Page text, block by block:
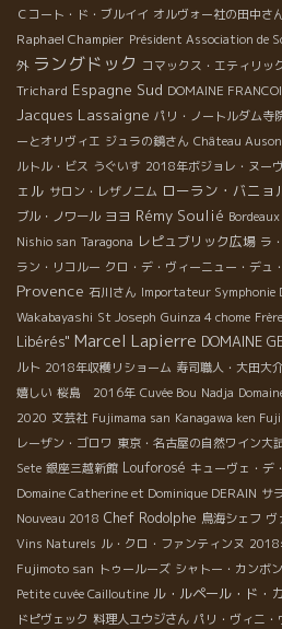
Ｃコート・ド・ブルイイ オルヴォー社の田中さ
Raphael Champier Président Association de
外 ラングドック コマックス・エティリッ
Trichard Espagne Sud DOMAINE
Jacques Lassaigne パリ・ノートルダム寺
ーとオリヴィエ ジュラの鏡さん Château
ルトル・ビス うぐいす 2018年ボジョレ・ヌー
ェル サロン・レザノニム ローラン・バニョ
ブル・ノワール ヨヨ Rémy Soulié
Nishio san Taragona レピュブリック広場 ラ
ラン・リコルー クロ・デ・ヴィーニュー・デュ
Provence 石川さん Importateur
Wakabayashi St Joseph Guinza 4 chome
Libérés" Marcel Lapierre DOMAINE
ルト 2018年収穫リショーム 寿司職人・大田大
嬉しい 桜島 2016年 Cuvée Bou Nadja
2020 文芸社 Fujimama san Kanagawa ken
レーザン・ゴロワ 東京・名古屋の自然ワイン大
Sete 銀座三越新館 Louforosé キューヴェ・デ
Domaine Catherine et Dominique DERAIN サ
Nouveau 2018 Chef Rodolphe 鳥海シェフ ヴ
Vins Naturels ル・クロ・ファンティンヌ 2018
Fujimoto san トゥールーズ シャトー・カンボ
Petite cuvée Cailloutine ル・ルペール・ド・
ドピヴェック 料理人ユウジさん パリ・ヴィニ・